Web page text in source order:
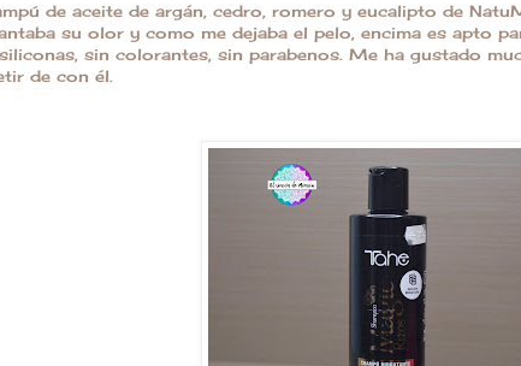
de aceite de argán, cedro, romero y eucalipto de
su olor y como me dejaba el pelo, encima es apto
sin colorantes, sin parabenos. Me ha gustado
de con él.